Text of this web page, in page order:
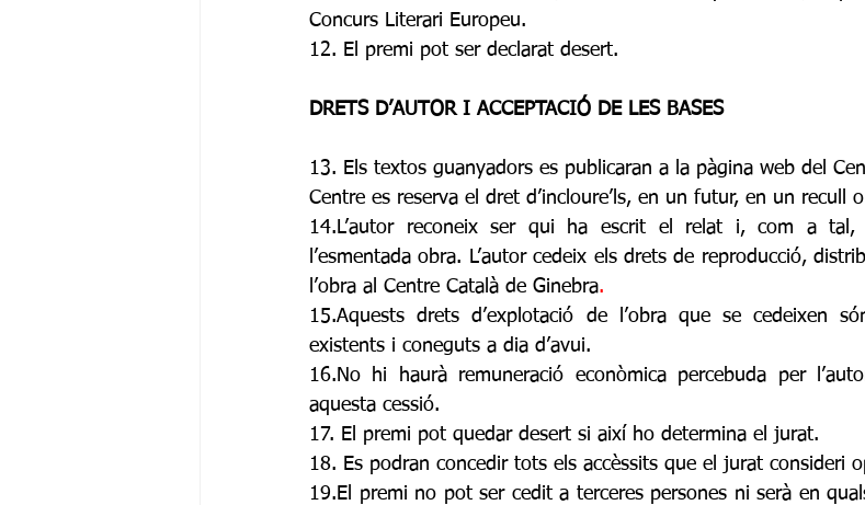
Concurs Literari Europeu.
12. El premi pot ser declarat desert.
DRETS D’AUTOR I ACCEPTACIÓ DE LES BASES
13. Els textos guanyadors es publicaran a la pàgina web del
Centre es reserva el dret d’incloure’ls, en un futur, en un recull
14.L’autor reconeix ser qui ha escrit el relat i, com a
l’esmentada obra. L’autor cedeix els drets de reproducció,
l’obra al Centre Català de Ginebra.
15.Aquests drets d’explotació de l’obra que se cedeixen
existents i coneguts a dia d’avui.
16.No hi haurà remuneració econòmica percebuda per
aquesta cessió.
17. El premi pot quedar desert si així ho determina el jurat.
18. Es podran concedir tots els accèssits que el jurat consideri
19.El premi no pot ser cedit a terceres persones ni serà en